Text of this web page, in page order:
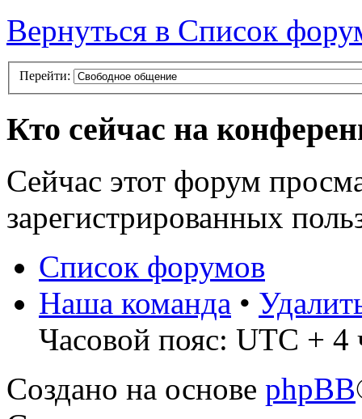
Вернуться в Список
Перейти:
Кто сейчас на
Сейчас этот форум
зарегистрированных
Список форумов
Наша команда •
Часовой пояс: UTC + 4
Создано на основе phpBB